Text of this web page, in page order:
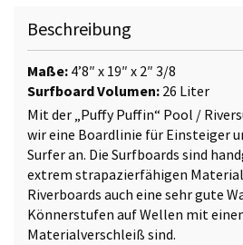
Beschreibung
Maße: 4’8″ x 19″ x 2″ 3/8
Surfboard Volumen: 26 Liter
Mit der „Puffy Puffin“ Pool /
wir eine Boardlinie für Einsteiger
Surfer an. Die Surfboards sind
extrem strapazierfähigen
Riverboards auch eine sehr gute
Könnerstufen auf Wellen mit
Materialverschleiß sind.